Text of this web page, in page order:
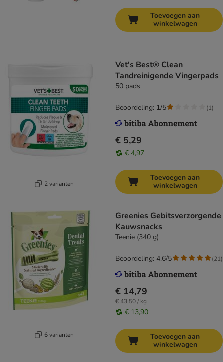
Toevoegen aan
winkelwagen
2 varianten
Vet's Best® Clean
Tandreinigende Vingerpads
50 pads
€ 5,29
€ 4,97
Beoordeling: 1/5 (1)
Toevoegen aan
winkelwagen
6 varianten
Greenies Gebitsverzorgende
Kauwsnacks
Teenie (340 g)
€ 14,79
€ 43,50 / kg
€ 13,90
Beoordeling: 4.6/5 (21)
Toevoegen aan
winkelwagen